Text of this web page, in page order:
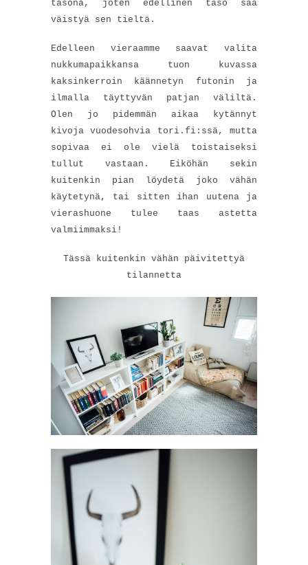
tasona, joten edellinen taso saa
väistyä sen tieltä.
Edelleen vieraamme saavat valita
nukkumapaikkansa tuon kuvassa
kaksinkerroin käännetyn futonin ja
ilmalla täyttyvän patjan väliltä.
Olen jo pidemmän aikaa kytännyt
kivoja vuodesohvia tori.fi:ssä, mutta
sopivaa ei ole vielä toistaiseksi
tullut vastaan. Eiköhän sekin
kuitenkin pian löydetä joko vähän
käytetynä, tai sitten ihan uutena ja
vierashuone tulee taas astetta
valmiimmaksi!
Tässä kuitenkin vähän päivitettyä
tilannetta